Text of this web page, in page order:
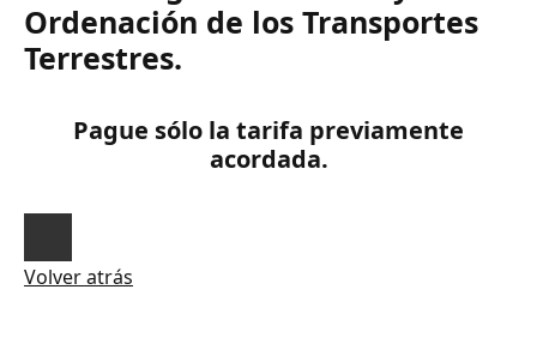
Ordenación de los Transportes
Terrestres.
Pague sólo la tarifa previamente
acordada.
Volver atrás